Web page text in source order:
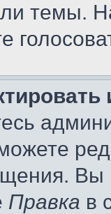
темы.
Вы
Правка в